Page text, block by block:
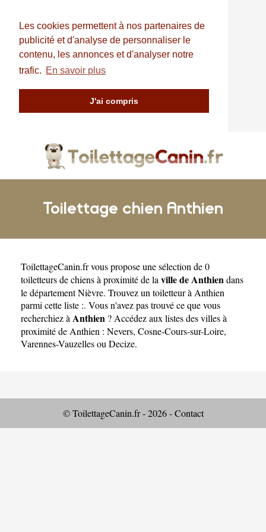
Les cookies permettent à nos partenaires de
publicité et d'analyse de personnaliser le
contenu, les annonces et d'analyser notre
trafic. En savoir plus
J'ai compris
Toilettage chien Anthien
ToilettageCanin.frvous propose une sélection de 0
toiletteurs de chiens à proximité de la ville de Anthiendans
le départementNièvre. Trouvez un toiletteur à Anthien
parmi cette liste :. Vous n'avez pas trouvé ce que vous
recherchiez à Anthien ? Accédez aux listes des villes à
proximité de Anthien : Nevers, Cosne-Cours-sur-Loire,
Varennes-Vauzellesou Decize.
© ToilettageCanin.fr - 2026 -Contact